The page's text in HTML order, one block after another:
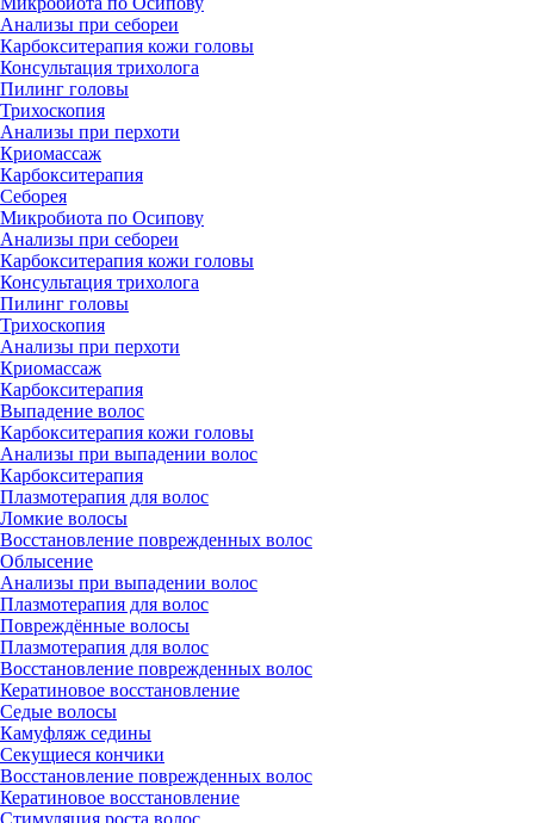
Анализы при себореи
Карбокситерапия кожи головы
Консультация трихолога
Пилинг головы
Трихоскопия
Анализы при перхоти
Криомассаж
Карбокситерапия
Себорея
Микробиота по Осипову
Анализы при себореи
Карбокситерапия кожи головы
Консультация трихолога
Пилинг головы
Трихоскопия
Анализы при перхоти
Криомассаж
Карбокситерапия
Выпадение волос
Карбокситерапия кожи головы
Анализы при выпадении волос
Карбокситерапия
Плазмотерапия для волос
Ломкие волосы
Восстановление поврежденных волос
Облысение
Анализы при выпадении волос
Плазмотерапия для волос
Повреждённые волосы
Плазмотерапия для волос
Восстановление поврежденных волос
Кератиновое восстановление
Седые волосы
Камуфляж седины
Секущиеся кончики
Восстановление поврежденных волос
Кератиновое восстановление
Стимуляция роста волос